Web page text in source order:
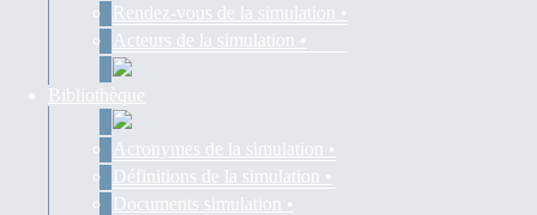
Rendez-vous de la simulation •
Acteurs de la simulation •
Bibliothèque
Acronymes de la simulation •
Définitions de la simulation •
Documents simulation •